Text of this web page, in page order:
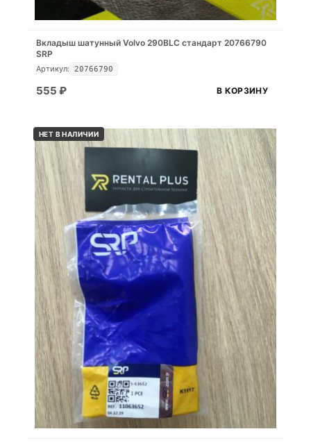
Вкладыш шатунный Volvo 290BLC стандарт 20766790
SRP
Артикул: 20766790
555 ₽ В КОРЗИНУ
НЕТ В НАЛИЧИИ